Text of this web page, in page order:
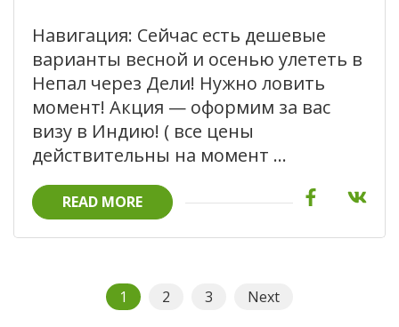
Навигация: Сейчас есть дешевые
варианты весной и осенью улететь в
Непал через Дели! Нужно ловить
момент! Акция — оформим за вас
визу в Индию! ( все цены
действительны на момент …
READ MORE
Пагинация
Page
1 Page
2 Page
3 Next